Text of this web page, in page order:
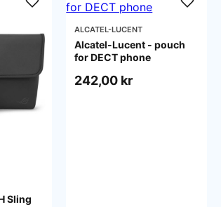
Sling
ALCATEL-LUCENT
Alcatel-Lucent - pouch
for DECT phone
242,00 kr